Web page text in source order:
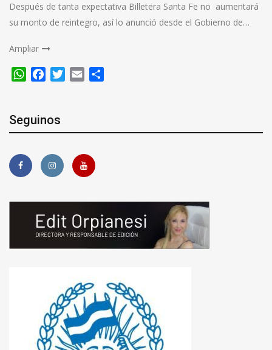
Después de tanta expectativa Billetera Santa Fe no aumentará
su monto de reintegro, así lo anunció desde el Gobierno de…
Ampliar
WhatsApp
FacebookTwitter
Email
Seguinos